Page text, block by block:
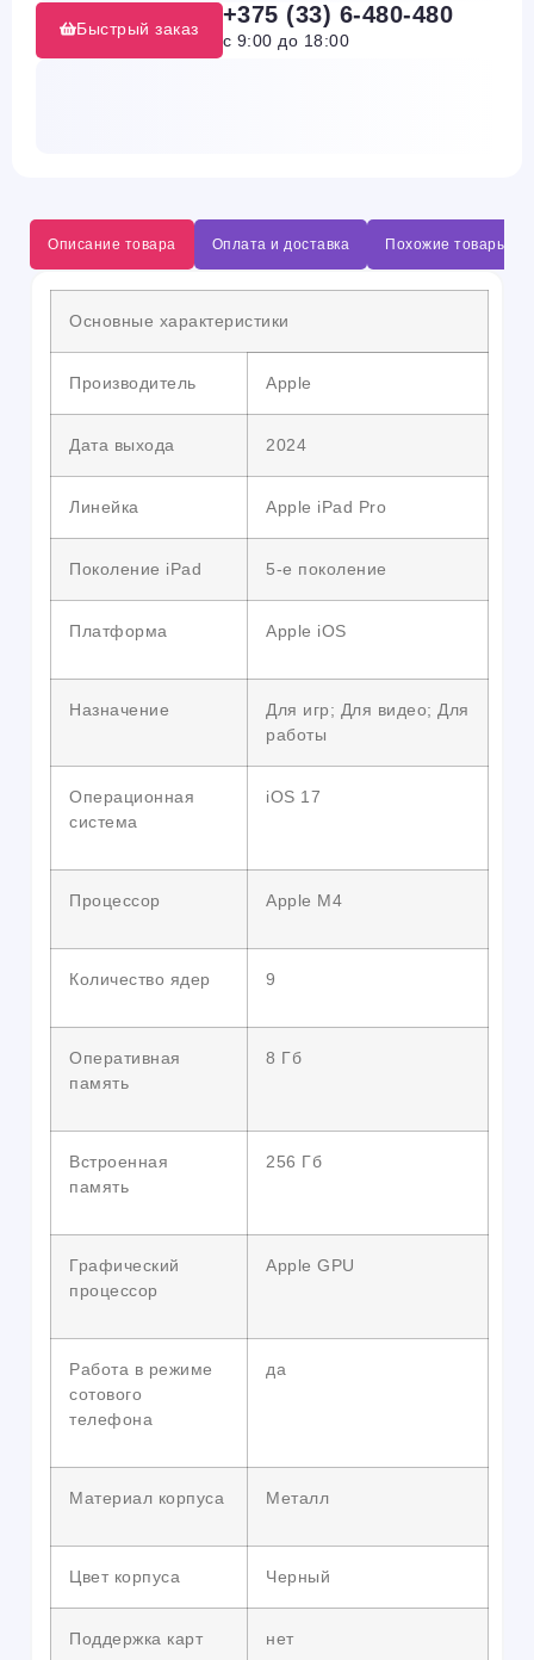
Быстрый заказ
+375 (33) 6-480-480
с 9:00 до 18:00
Описание товара Оплата и доставка Похожие товары
Основные характеристики
Производитель Apple
Дата выхода 2024
Линейка Apple iPad Pro
Поколение iPad 5-е поколение
Платформа Apple iOS
Назначение
Для игр; Для видео; Для
работы
Операционная
система
iOS 17
Процессор Apple M4
Количество ядер 9
Оперативная
память
8 Гб
Встроенная
память
256 Гб
Графический
процессор
Apple GPU
Работа в режиме
сотового
телефона
да
Материал корпуса Металл
Цвет корпуса Черный
Поддержка карт
нет